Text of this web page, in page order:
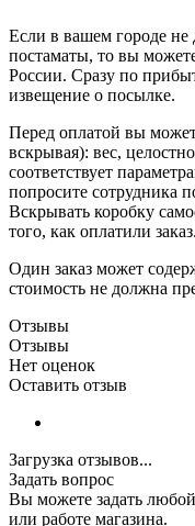
Если в вашем городе не
постаматы, то вы можете
России. Сразу по
извещение о посылке.
Перед оплатой вы
вскрывая): вес,
соответствует
попросите сотрудника
Вскрывать коробку
того, как оплатили заказ.
Один заказ может
стоимость не должна
Отзывы
Отзывы
Нет оценок
Оставить отзыв
Загрузка отзывов...
Задать вопрос
Вы можете задать
или работе магазина.